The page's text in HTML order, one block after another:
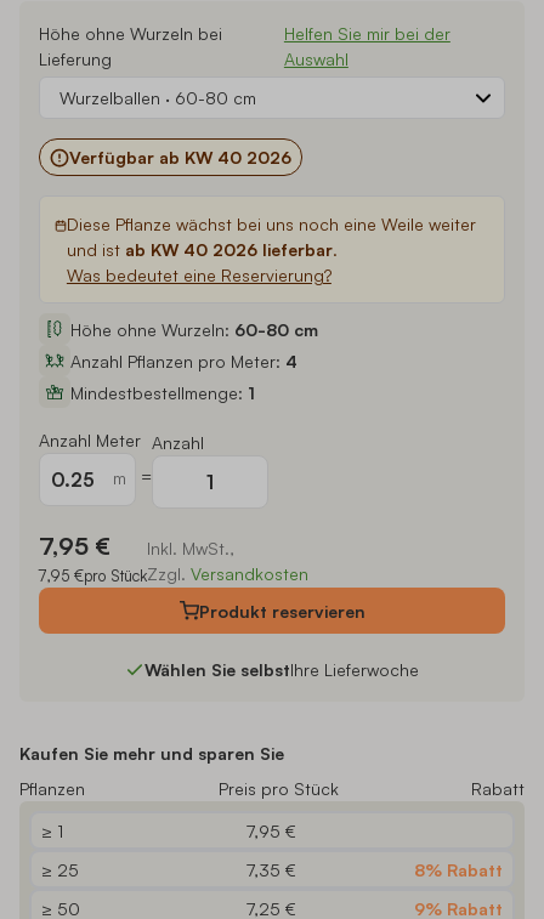
Höhe ohne Wurzeln bei
Lieferung
Helfen Sie mir bei der
Auswahl
Wurzelballen · 60-80 cm
Verfügbar ab KW 40 2026
Diese Pflanze wächst bei uns noch eine Weile weiter
und ist ab KW 40 2026 lieferbar.
Was bedeutet eine Reservierung?
Höhe ohne Wurzeln: 60-80 cm
Anzahl Pflanzen pro Meter: 4
Mindestbestellmenge: 1
Anzahl Meter
m
=
Anzahl
7,95 €
7,95 €pro Stück
Inkl. MwSt.,
Zzgl. Versandkosten
Produkt reservieren
Wählen Sie selbstIhre Lieferwoche
Kaufen Sie mehr und sparen Sie
Pflanzen
Preis pro Stück Rabatt
≥ 1
7,95 €
≥ 25
7,35 €
8% Rabatt
≥ 50
7,25 €
9% Rabatt